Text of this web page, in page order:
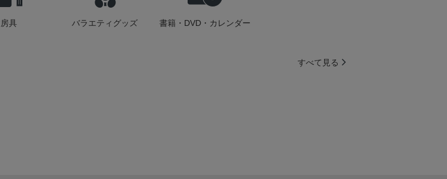
具 バラエティグッズ 書籍・DVD・カレンダー
すべて見る